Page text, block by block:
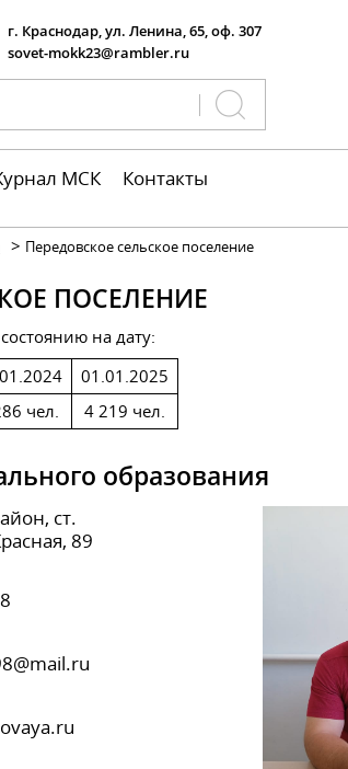
г. Краснодар, ул. Ленина, 65, оф. 307
sovet-mokk23@rambler.ru
МСК Контакты
> Передовское сельское поселение
ПОСЕЛЕНИЕ
на дату:
чел.
01.01.2025
4 219 чел.
образования
ст.
89